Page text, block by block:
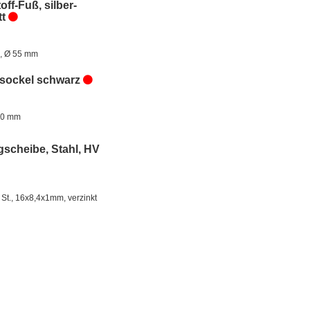
Fuß, silber-
Ø 55 mm
schwarz
mm
Stahl, HV
16x8,4x1mm, verzinkt